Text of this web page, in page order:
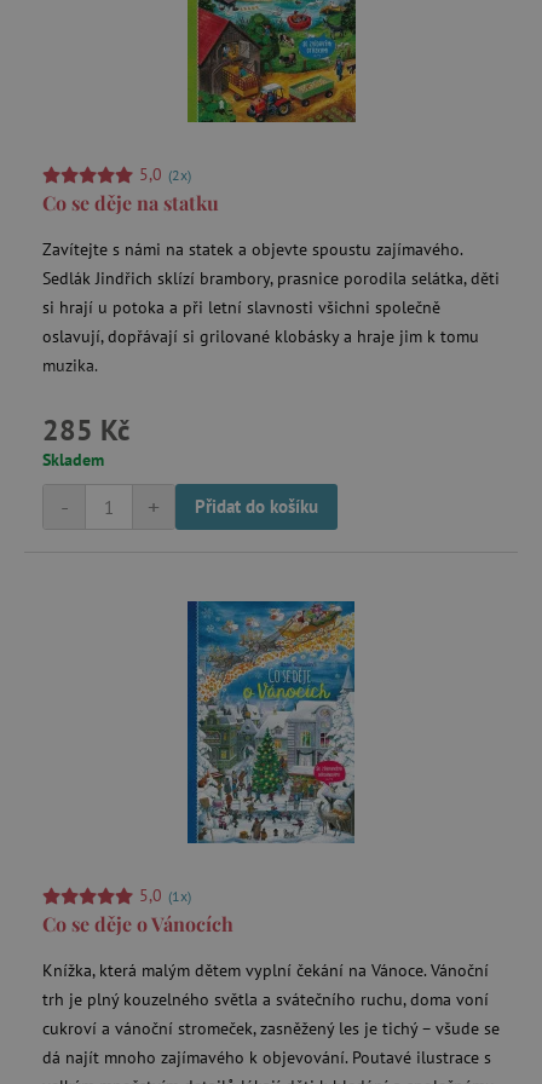
5,0 (2x)
Co se děje na statku
Zavítejte s námi na statek a objevte spoustu zajímavého.
Sedlák Jindřich sklízí brambory, prasnice porodila selátka, děti
si hrají u potoka a při letní slavnosti všichni společně
oslavují, dopřávají si grilované klobásky a hraje jim k tomu
muzika.
285 Kč
Skladem
+
- Přidat do košíku
5,0 (1x)
Co se děje o Vánocích
Knížka, která malým dětem vyplní čekání na Vánoce. Vánoční
trh je plný kouzelného světla a svátečního ruchu, doma voní
cukroví a vánoční stromeček, zasněžený les je tichý – všude se
dá najít mnoho zajímavého k objevování. Poutavé ilustrace s